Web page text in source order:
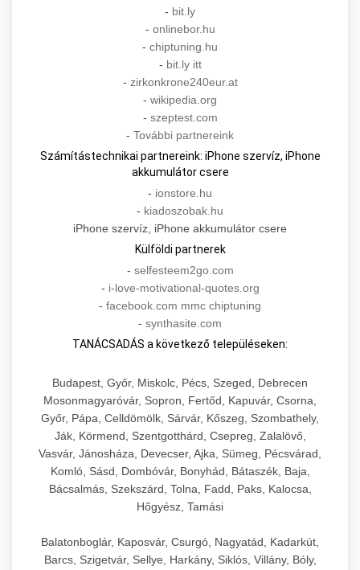
- bit.ly
- onlinebor.hu
- chiptuning.hu
- bit.ly itt
- zirkonkrone240eur.at
- wikipedia.org
- szeptest.com
- További partnereink
Számítástechnikai partnereink: iPhone szervíz, iPhone
akkumulátor csere
- ionstore.hu
- kiadoszobak.hu
iPhone szervíz, iPhone akkumulátor csere
Külföldi partnerek
- selfesteem2go.com
- i-love-motivational-quotes.org
- facebook.com mmc chiptuning
- synthasite.com
TANÁCSADÁS a következő településeken:
Budapest, Győr, Miskolc, Pécs, Szeged, Debrecen
Mosonmagyaróvár, Sopron, Fertőd, Kapuvár, Csorna,
Győr, Pápa, Celldömölk, Sárvár, Kőszeg, Szombathely,
Ják, Körmend, Szentgotthárd, Csepreg, Zalalövő,
Vasvár, Jánosháza, Devecser, Ajka, Sümeg, Pécsvárad,
Komló, Sásd, Dombóvár, Bonyhád, Bátaszék, Baja,
Bácsalmás, Szekszárd, Tolna, Fadd, Paks, Kalocsa,
Hőgyész, Tamási
Balatonboglár, Kaposvár, Csurgó, Nagyatád, Kadarkút,
Barcs, Szigetvár, Sellye, Harkány, Siklós, Villány, Bóly,